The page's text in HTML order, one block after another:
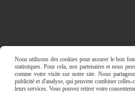
Nous utilisons des cookies pour assurer le bon
statistiques. Pour cela, nos partenaires et nous
comme votre visite sur notre site. Nous
publicité et d'analyse, qui peuvent combiner
leurs services. Vous pouvez retirer votre